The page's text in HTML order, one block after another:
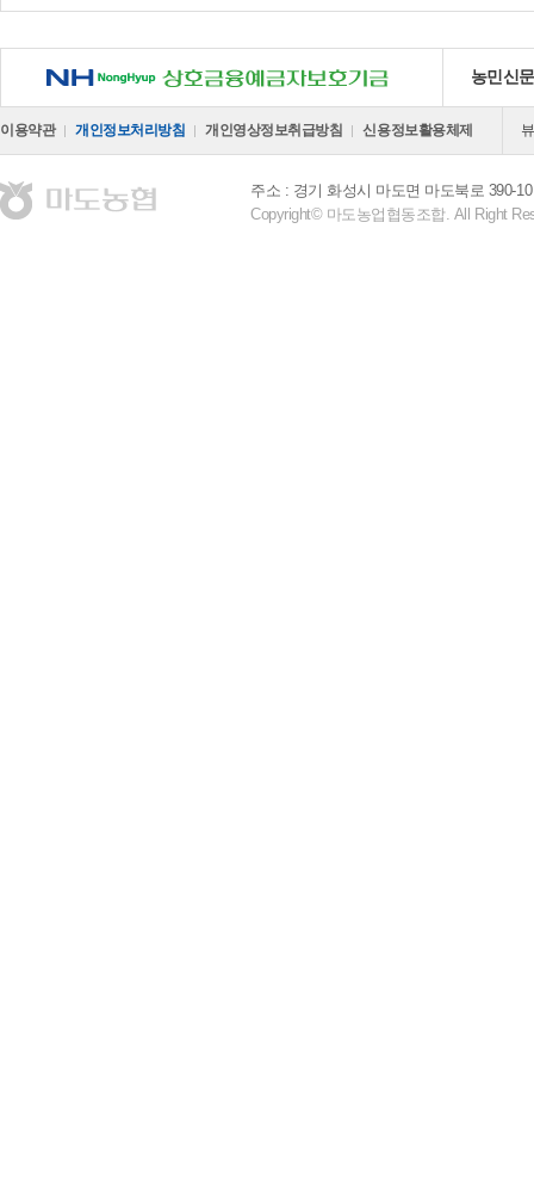
NH 상호금융예금자보호기금 농민신
이용약관 개인정보처리방침 개인영상정보취급방침 신용정보활용체제
주소 : 경기 화성시 마도면 마도북로 390-10
Copyright© 마도농업협동조합. All Right